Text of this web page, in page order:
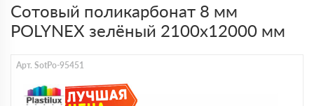
Сотовый поликарбонат 8 мм
POLYNEX зелёный 2100х12000 мм
Арт. SotPo-95451